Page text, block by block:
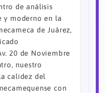
de análisis
y moderno en la
de Juárez,
20 de Noviembre
nuestro
calidez del
con